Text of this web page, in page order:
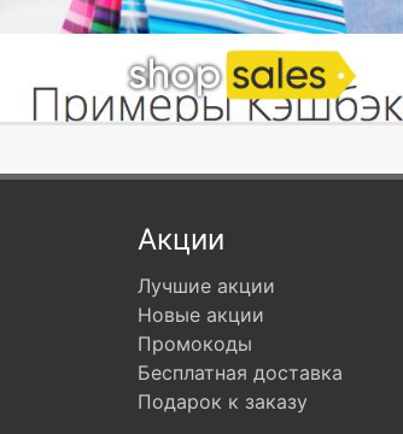
Акции
Лучшие акции
Новые акции
Промокоды
Бесплатная доставка
Подарок к заказу